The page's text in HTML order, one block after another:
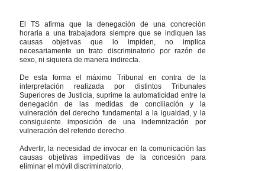
El TS afirma que la denegación de una concreción
horaria a una trabajadora siempre que se indiquen las
causas objetivas que lo impiden, no implica
necesariamente un trato discriminatorio por razón de
sexo, ni siquiera de manera indirecta.
De esta forma el máximo Tribunal en contra de la
interpretación realizada por distintos Tribunales
Superiores de Justicia, suprime la automaticidad entre la
denegación de las medidas de conciliación y la
vulneración del derecho fundamental a la igualdad, y la
consiguiente imposición de una indemnización por
vulneración del referido derecho.
Advertir, la necesidad de invocar en la comunicación las
causas objetivas impeditivas de la concesión para
eliminar el móvil discriminatorio.